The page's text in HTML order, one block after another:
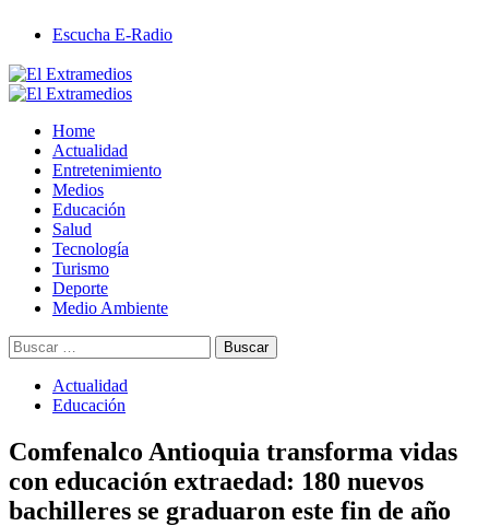
contenido
Escucha E-Radio
Primary
Home
Actualidad
Entretenimiento
Medios
Educación
Salud
Tecnología
Turismo
Deporte
Medio Ambiente
Buscar:
Actualidad
Educación
Comfenalco Antioquia transforma vidas
con educación extraedad: 180 nuevos
bachilleres se graduaron este fin de año